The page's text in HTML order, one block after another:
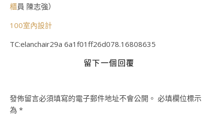
櫃員 陳志強）
100室內設計
TC:elanchair29a 6a1f01ff26d078.16808635
留下一個回覆
發佈留言必須填寫的電子郵件地址不會公開。 必填欄位標示
為 *